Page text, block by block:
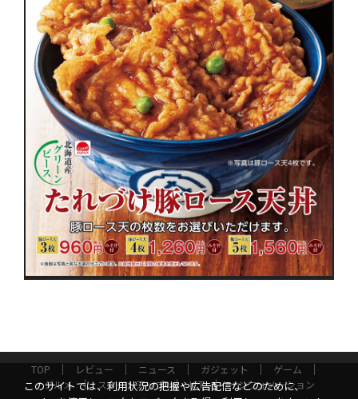
TOP レビュー ニュース ガジェット
ゲーム
グルメ
スタートアップ ICT インフォメーション
このサイトでは、利用状況の把握や広告配信などのために、